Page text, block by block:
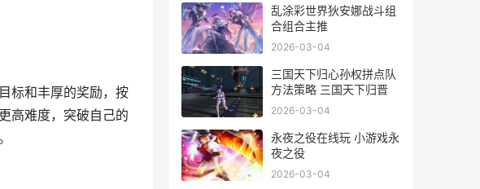
标和丰厚的奖励，按
高难度，突破自己的
乱涂彩世界狄安娜战斗组
合组合主推
2026-03-04
三国天下归心孙权拼点队
方法策略 三国天下归晋
2026-03-04
永夜之役在线玩 小游戏永
夜之役
2026-03-04